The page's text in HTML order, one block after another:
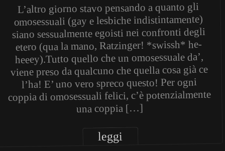
L’altro giorno stavo pensando a quanto gli
omosessuali (gay e lesbiche indistintamente)
siano sessualmente egoisti nei confronti degli
etero (qua la mano, Ratzinger! *swissh* he-
heeey).Tutto quello che un omosessuale da’,
viene preso da qualcuno che quella cosa già ce
l’ha! E’ uno vero spreco questo! Per ogni
coppia di omosessuali felici, c’è potenzialmente
una coppia […]
leggi